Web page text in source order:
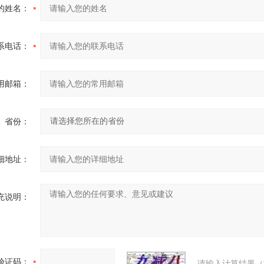
姓名：
电话：
邮箱：
省份：
地址：
说明：
证码：